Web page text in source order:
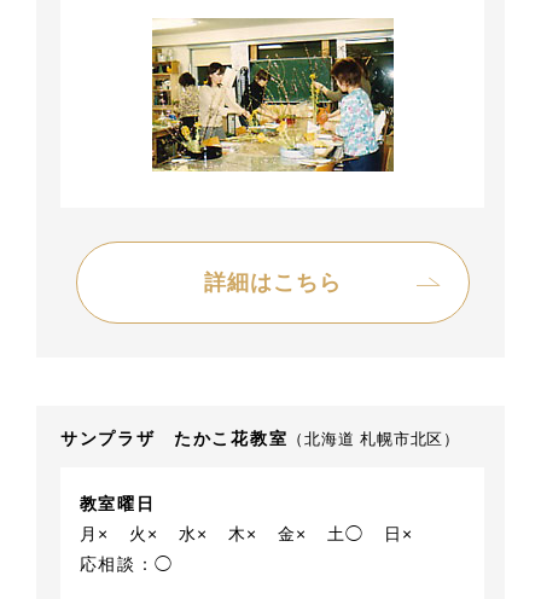
詳細はこちら
サンプラザ たかこ花教室 （北海道 札幌市北区）
教室曜日
月×
火× 水× 木× 金× 土◯
日×
応相談：◯